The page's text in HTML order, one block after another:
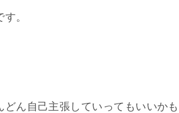
。
どん自己主張していってもいいか